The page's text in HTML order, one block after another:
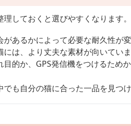
しておくと選びやすくなります。
あるかによって必要な耐久性が変
は、より丈夫な素材が向いていま
目的か、GPS発信機をつけるため
も自分の猫に合った一品を見つけ